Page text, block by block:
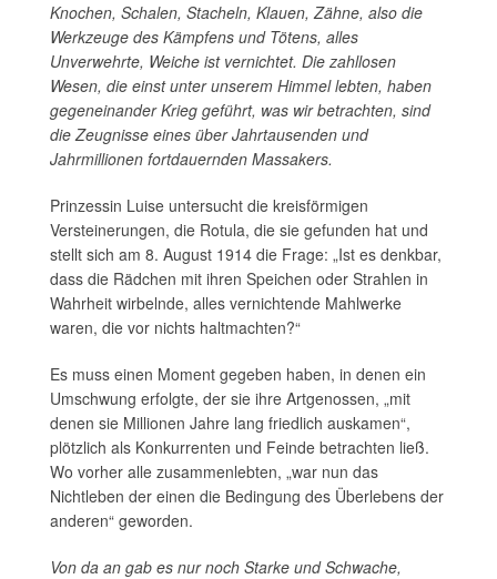
Knochen, Schalen, Stacheln, Klauen, Zähne, also die
Werkzeuge des Kämpfens und Tötens, alles
Unverwehrte, Weiche ist vernichtet. Die zahllosen
Wesen, die einst unter unserem Himmel lebten, haben
gegeneinander Krieg geführt, was wir betrachten, sind
die Zeugnisse eines über Jahrtausenden und
Jahrmillionen fortdauernden Massakers.
Prinzessin Luise untersucht die kreisförmigen
Versteinerungen, die Rotula, die sie gefunden hat und
stellt sich am 8. August 1914 die Frage: „Ist es denkbar,
dass die Rädchen mit ihren Speichen oder Strahlen in
Wahrheit wirbelnde, alles vernichtende Mahlwerke
waren, die vor nichts haltmachten?“
Es muss einen Moment gegeben haben, in denen ein
Umschwung erfolgte, der sie ihre Artgenossen, „mit
denen sie Millionen Jahre lang friedlich auskamen“,
plötzlich als Konkurrenten und Feinde betrachten ließ.
Wo vorher alle zusammenlebten, „war nun das
Nichtleben der einen die Bedingung des Überlebens der
anderen“ geworden.
Von da an gab es nur noch Starke und Schwache,